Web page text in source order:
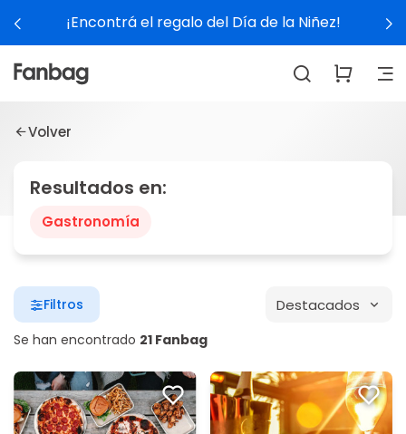
¡Encontrá el regalo del Día de la Niñez!
Volver
Resultados en:
Gastronomía
Se han encontrado 21 Fanbag
Filtros Destacados